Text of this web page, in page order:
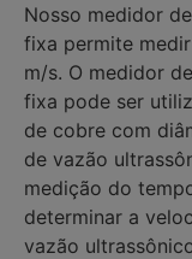
Nosso medidor
fixa permite
m/s. O medidor
fixa pode ser
de cobre com
de vazão
medição do
determinar a
vazão